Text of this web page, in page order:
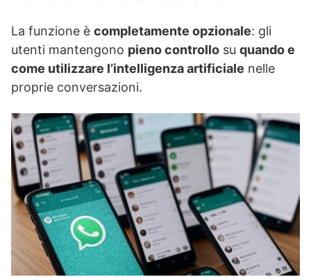
La funzione è completamente opzionale: gli
utenti mantengono pieno controllo su quando e
come utilizzare l’intelligenza artificiale nelle
proprie conversazioni.